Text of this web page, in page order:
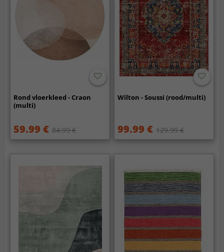
Rond vloerkleed - Craon
(multi)
59.99 € 84.99 €
Wilton - Soussi (rood/multi)
99.99 € 129.99 €